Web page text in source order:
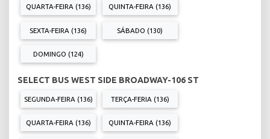
QUARTA-FEIRA (136) QUINTA-FEIRA (136)
SEXTA-FEIRA (136) SÁBADO (130)
DOMINGO (124)
SELECT BUS WEST SIDE BROADWAY-106 ST
SEGUNDA-FEIRA (136) TERÇA-FERIA (136)
QUARTA-FEIRA (136) QUINTA-FEIRA (136)